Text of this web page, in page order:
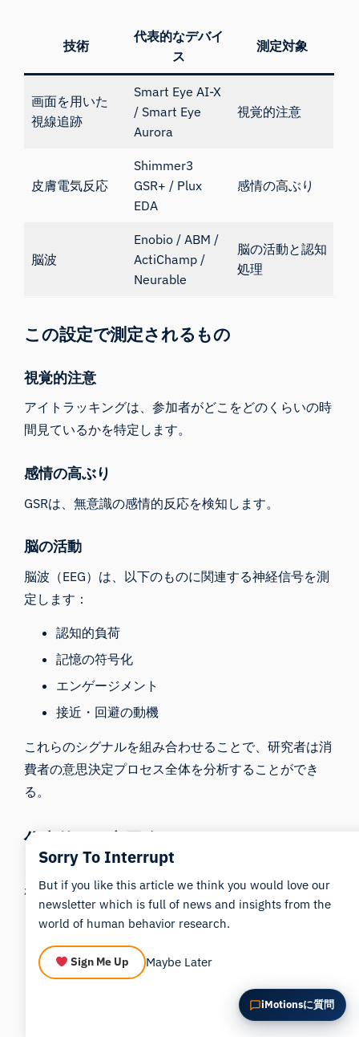
技術
代表的なデバイ
ス
測定対象
画面を用いた
視線追跡
Smart Eye AI-X
/ Smart Eye
Aurora
視覚的注意
皮膚電気反応
Shimmer3
GSR+/ Plux
EDA
感情の高ぶり
脳波
Enobio /ABM /
ActiChamp /
Neurable
脳の活動と認知
処理
この設定で測定されるもの
視覚的注意
アイトラッキングは、参加者がどこをどのくらいの時
間見ているかを特定します。
感情の高ぶり
GSRは、無意識の感情的反応を検知します。
脳の活動
脳波（EEG）は、以下のものに関連する神経信号を測
定します：
認知的負荷
記憶の符号化
エンゲージメント
接近・回避の動機
これらのシグナルを組み合わせることで、研究者は消
費者の意思決定プロセス全体を分析することができ
る。
代表的な研究用途
この高度な設定は、一般的に次のような用途で使用さ
れます：
広告神経科学
ブランド認知に関する調査
記憶の符号化に関する研究
エンターテインメントおよびメディアのテスト
iMotionsに質問
研究方法、製品、センサー、SDK、リソースに
ついて質問するか、研究したい内容を説明して
質問内容に基づいて、役立つ次の質問を提案しま
この記事を要約
なぜこれが重要ですか？
これをどう応用できますか？
Sorry To Interrupt
But if you like this article we think you would love our
newsletter which is full of news and insights from the
world of human behavior research.
Sign Me Up Maybe Later